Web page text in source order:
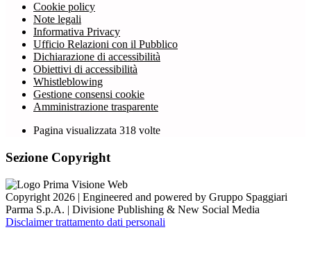
Cookie policy
Note legali
Informativa Privacy
Ufficio Relazioni con il Pubblico
Dichiarazione di accessibilità
Obiettivi di accessibilità
Whistleblowing
Gestione consensi cookie
Amministrazione trasparente
Pagina visualizzata 318 volte
Sezione Copyright
Copyright 2026 | Engineered and powered by Gruppo Spaggiari
Parma S.p.A. | Divisione Publishing & New Social Media
Disclaimer trattamento dati personali